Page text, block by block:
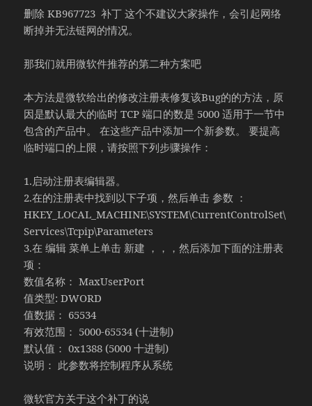
删除 KB967723 补丁 这个不建议大家操作，会引起网络
断掉并无法链网的情况。
那我们就用微软件推荐的第二种方案吧
本方法是微软给出的修改注册表修复该Bug的的方法，原
因是默认最大的临时 TCP 端口的数是 5000 适用于一节中
包含的产品中。 在这些产品中添加一个新参数。 要提高
临时端口的上限，请按照下列步骤操作：
1.启动注册表编辑器。
2.在的注册表中找到以下子项，然后单击 参数 ：
HKEY_LOCAL_MACHINE\SYSTEM\CurrentControlSet\
Services\Tcpip\Parameters
3.在 编辑 菜单上单击 新建 ，，，然后添加下面的注册表
项：
数值名称： MaxUserPort
值类型: DWORD
值数据： 65534
有效范围： 5000-65534 (十进制)
默认值： 0x1388 (5000 十进制)
说明： 此参数将控制程序从系统
微软官方关于这个补丁的说